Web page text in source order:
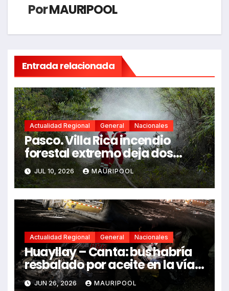
PorMAURIPOOL
Entrada relacionada
Actualidad Regional General Nacionales
Pasco. Villa Rica incendio
forestal extremo deja dos
fallecidos y heridos
JUL 10, 2026 MAURIPOOL
Actualidad Regional General Nacionales
Huayllay – Canta: bus habría
resbalado por aceite en la vía e
impactó auto siniestrado
JUN 26, 2026 MAURIPOOL